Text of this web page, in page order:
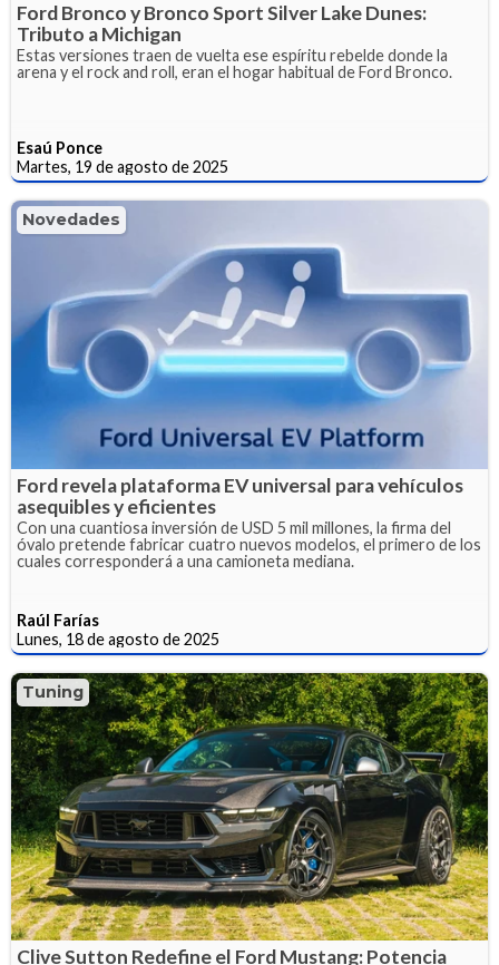
Ford Bronco y Bronco Sport Silver Lake Dunes:
Tributo a Michigan
Estas versiones traen de vuelta ese espíritu rebelde donde la
arena y el rock and roll, eran el hogar habitual de Ford Bronco.
Esaú Ponce
Martes, 19 de agosto de 2025
Novedades
Ford revela plataforma EV universal para vehículos
asequibles y eficientes
Con una cuantiosa inversión de USD 5 mil millones, la firma del
óvalo pretende fabricar cuatro nuevos modelos, el primero de los
cuales corresponderá a una camioneta mediana.
Raúl Farías
Lunes, 18 de agosto de 2025
Tuning
Clive Sutton Redefine el Ford Mustang: Potencia